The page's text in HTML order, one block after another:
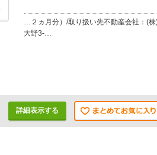
…２ヵ月分）/取り扱い先不動産会社：(株
大野3-…
詳細表示する